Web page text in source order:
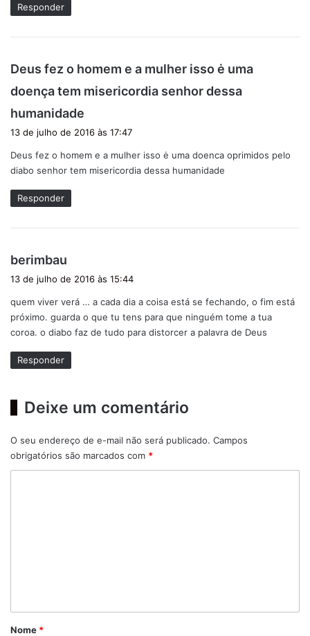
Responder
Deus fez o homem e a mulher isso ė uma
doença tem misericordia senhor dessa
humanidade
s
e
13 de julho de 2016 às 17:47
Deus fez o homem e a mulher isso ė uma doenca oprimidos pelo
diabo senhor tem misericordia dessa humanidade
Responder
berimbau
s
e
:
13 de julho de 2016 às 15:44
quem viver verá … a cada dia a coisa está se fechando, o fim está
próximo. guarda o que tu tens para que ninguém tome a tua
coroa. o diabo faz de tudo para distorcer a palavra de Deus
Responder
Deixe um comentário
O seu endereço de e-mail não será publicado. Campos
obrigatórios são marcados com *
rNome *